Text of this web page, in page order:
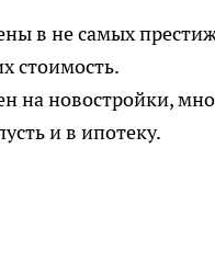
в не самых
стоимость.
на новостройки,
и в ипотеку.